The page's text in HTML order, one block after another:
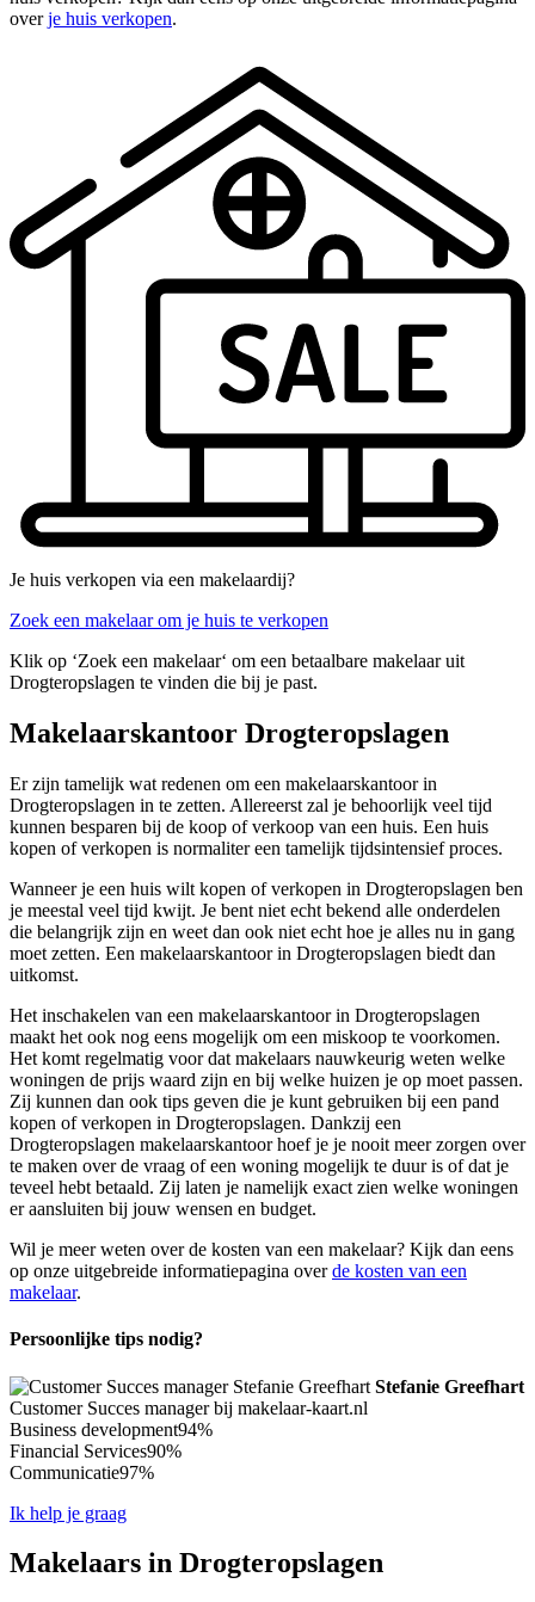
overje huis verkopen.
Je huis verkopen via een makelaardij?
Zoek een makelaar om je huis te verkopen
Klik op ‘Zoek een makelaar‘ om een betaalbare makelaar uit
Drogteropslagen te vinden die bij je past.
Makelaarskantoor Drogteropslagen
Er zijn tamelijk wat redenen om een makelaarskantoor in
Drogteropslagen in te zetten. Allereerst zal je behoorlijk veel tijd
kunnen besparen bij de koop of verkoop van een huis. Een huis
kopen of verkopen is normaliter een tamelijk tijdsintensief proces.
Wanneer je een huis wilt kopen of verkopen in Drogteropslagen ben
je meestal veel tijd kwijt. Je bent niet echt bekend alle onderdelen
die belangrijk zijn en weet dan ook niet echt hoe je alles nu in gang
moet zetten. Een makelaarskantoor in Drogteropslagen biedt dan
uitkomst.
Het inschakelen van een makelaarskantoor in Drogteropslagen
maakt het ook nog eens mogelijk om een miskoop te voorkomen.
Het komt regelmatig voor dat makelaars nauwkeurig weten welke
woningen de prijs waard zijn en bij welke huizen je op moet passen.
Zij kunnen dan ook tips geven die je kunt gebruiken bij een pand
kopen of verkopen in Drogteropslagen. Dankzij een
Drogteropslagen makelaarskantoor hoef je je nooit meer zorgen over
te maken over de vraag of een woning mogelijk te duur is of dat je
teveel hebt betaald. Zij laten je namelijk exact zien welke woningen
er aansluiten bij jouw wensen en budget.
Wil je meer weten over de kosten van een makelaar? Kijk dan eens
op onze uitgebreide informatiepagina overde kosten van een
makelaar.
Persoonlijke tips nodig?
Stefanie Greefhart
Customer Succes manager bij makelaar-kaart.nl
Business development94%
Financial Services90%
Communicatie97%
Ik help je graag
Makelaars in Drogteropslagen